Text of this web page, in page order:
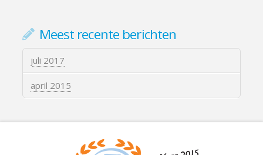
Meest recente berichten
juli 2017
april 2015